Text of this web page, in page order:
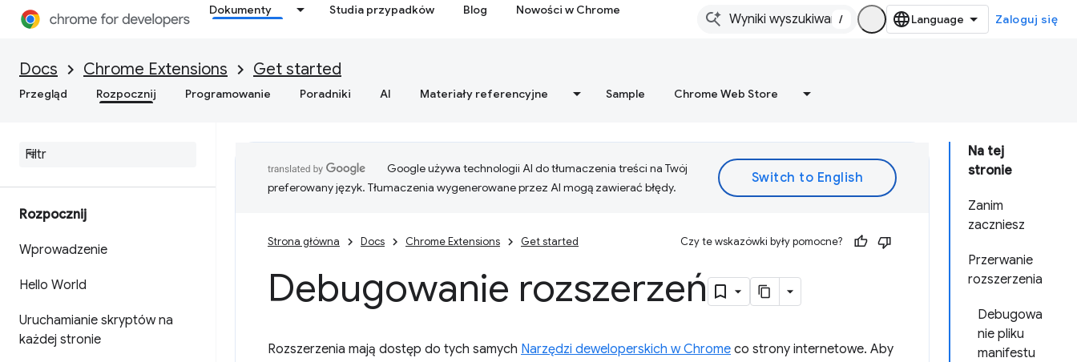
Dokumenty Studia przypadków Blog Nowości w Chrome
/ Zaloguj się
Docs Chrome Extensions Get started
Przegląd Rozpocznij Programowanie Poradniki AI Materiały referencyjne Sample Chrome Web Store
Rozpocznij
Wprowadzenie
Hello World
Uruchamianie skryptów na
każdej stronie
Na tej
stronie
Zanim
zaczniesz
Przerwanie
rozszerzenia
Debugowa
nie pliku
manifestu
Google używa technologii AI do tłumaczenia treści na Twój
preferowany język. Tłumaczenia wygenerowane przez AI mogą zawierać błędy.
Strona główna Docs Chrome Extensions Get started Czy te wskazówki były pomocne?
Debugowanie rozszerzeń
Rozszerzenia mają dostęp do tych samych Narzędzi deweloperskich w Chrome co strony internetowe. Aby